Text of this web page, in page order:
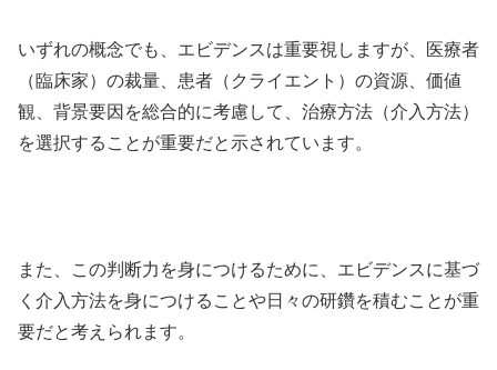
いずれの概念でも、エビデンスは重要視しますが、医療者
（臨床家）の裁量、患者（クライエント）の資源、価値
観、背景要因を総合的に考慮して、治療方法（介入方法）
を選択することが重要だと示されています。
また、この判断力を身につけるために、エビデンスに基づ
く介入方法を身につけることや日々の研鑽を積むことが重
要だと考えられます。